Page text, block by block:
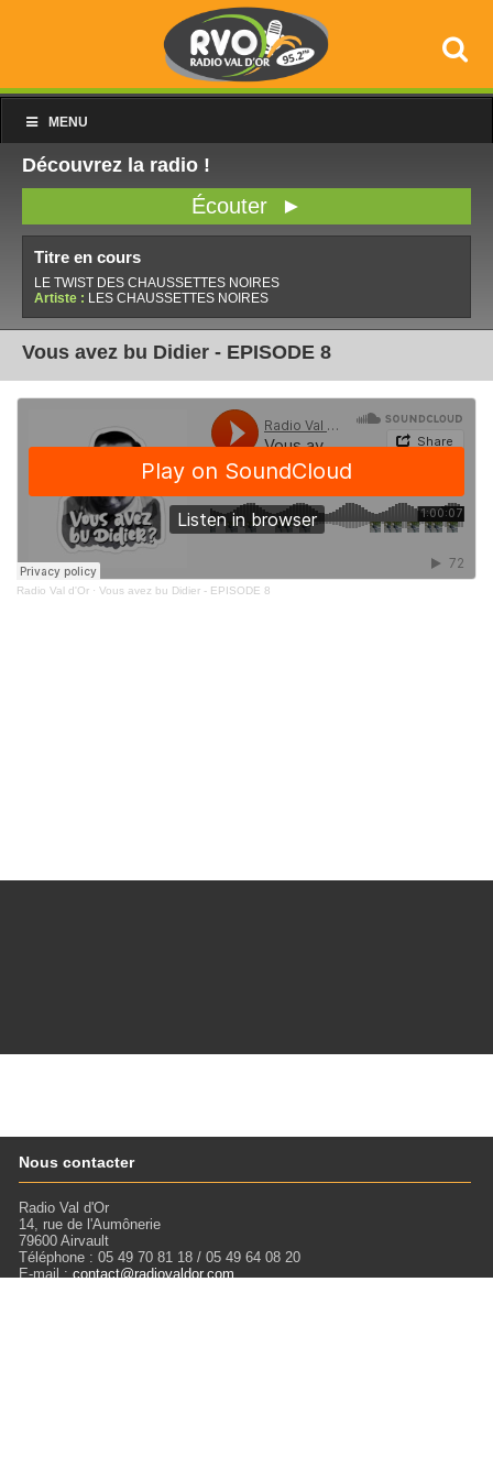
MENU
Découvrez la radio !
Écouter ►
Titre en cours
LE TWIST DES CHAUSSETTES NOIRES
Artiste : LES CHAUSSETTES NOIRES
Vous avez bu Didier - EPISODE 8
Radio Val d'Or · Vous avez bu Didier - EPISODE 8
Nous contacter
Radio Val d'Or
14, rue de l'Aumônerie
79600 Airvault
Téléphone : 05 49 70 81 18 / 05 49 64 08 20
E-mail :contact@radiovaldor.com